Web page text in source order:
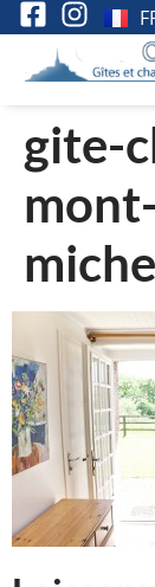
gite-